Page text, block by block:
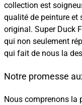
collection est
qualité de peinture et
original. Super Duck
qui non seulement
qui fait de nous la
Notre promesse
Nous comprenons la